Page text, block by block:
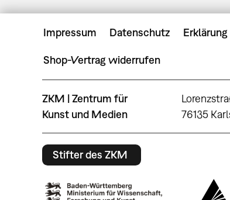
Impressum Datenschutz
Shop-Vertrag widerrufen
ZKM | Zentrum für
Kunst und Medien
76135
Stifter des ZKM